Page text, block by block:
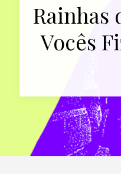
Rainhas
Vocês